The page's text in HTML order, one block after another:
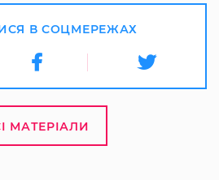
В СОЦМЕРЕЖАХ
МАТЕРІАЛИ